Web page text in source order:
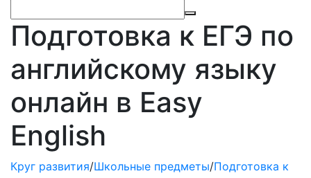
Подготовка к ЕГЭ по
английскому языку
онлайн в Easy
English
Круг развития/Школьные предметы/Подготовка к